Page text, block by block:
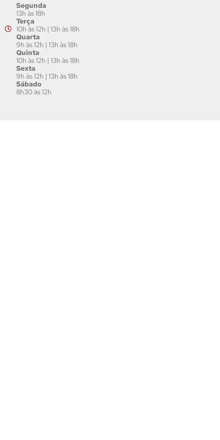
Segunda
13h às 18h
Terça
10h às 12h | 13h às 18h
Quarta
9h às 12h | 13h às 18h
Quinta
10h às 12h | 13h às 18h
Sexta
9h às 12h | 13h às 18h
Sábado
8h30 às 12h